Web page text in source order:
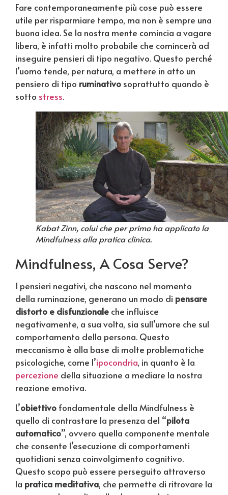
Fare contemporaneamente più cose può essere
utile per risparmiare tempo, ma non è sempre una
buona idea. Se la nostra mente comincia a vagare
libera, è infatti molto probabile che comincerà ad
inseguire pensieri di tipo negativo. Questo perché
l’uomo tende, per natura, a mettere in atto un
pensiero di tipo ruminativo soprattutto quando è
sotto stress.
Kabat Zinn, colui che per primo ha applicato la
Mindfulness alla pratica clinica.
Mindfulness, A Cosa Serve?
I pensieri negativi, che nascono nel momento
della ruminazione, generano un modo di pensare
distorto e disfunzionale che influisce
negativamente, a sua volta, sia sull’umore che sul
comportamento della persona. Questo
meccanismo è alla base di molte problematiche
psicologiche, come l’ipocondria, in quanto è la
percezione della situazione a mediare la nostra
reazione emotiva.
L’obiettivo fondamentale della Mindfulness è
quello di contrastare la presenza del “pilota
automatico”, ovvero quella componente mentale
che consente l’esecuzione di comportamenti
quotidiani senza coinvolgimento cognitivo.
Questo scopo può essere perseguito attraverso
la pratica meditativa, che permette di ritrovare la